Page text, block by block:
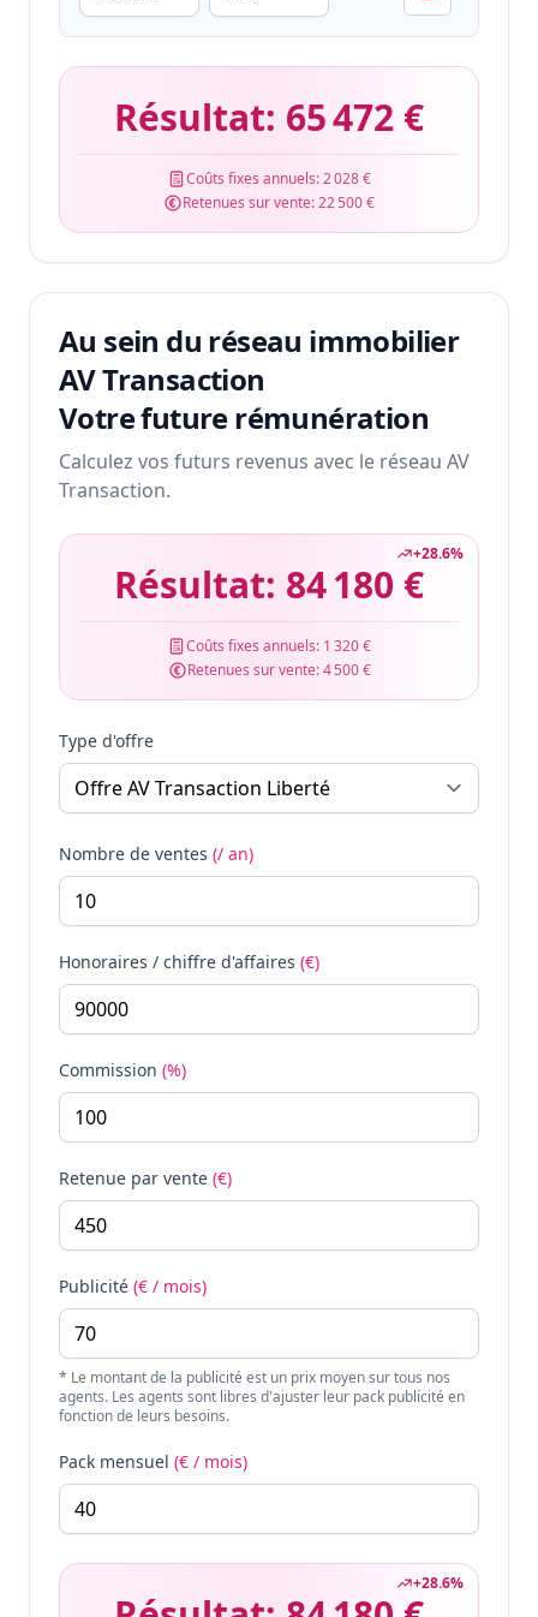
Résultat: 65 472 €
Coûts fixes annuels:2 028 €
Retenues sur vente:22 500 €
Au sein du réseau immobilier
AV Transaction
Votre future rémunération
Calculez vos futurs revenus avec le réseau AV
Transaction.
+28.6%
Résultat: 84 180 €
Coûts fixes annuels: 1 320 €
Retenues sur vente:4 500 €
Type d'offre
Nombre de ventes (/ an)
Honoraires / chiffre d'affaires (€)
Commission (%)
Retenue par vente (€)
Publicité (€ / mois)
* Le montant de la publicité est un prix moyen sur tous nos
agents. Les agents sont libres d'ajuster leur pack publicité en
fonction de leurs besoins.
Pack mensuel (€ / mois)
+28.6%